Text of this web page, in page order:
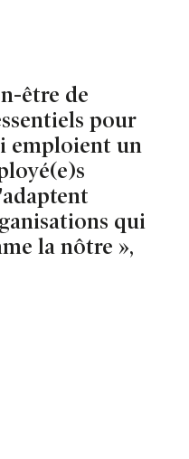
être de
pour
emploient un
qui
la nôtre »,